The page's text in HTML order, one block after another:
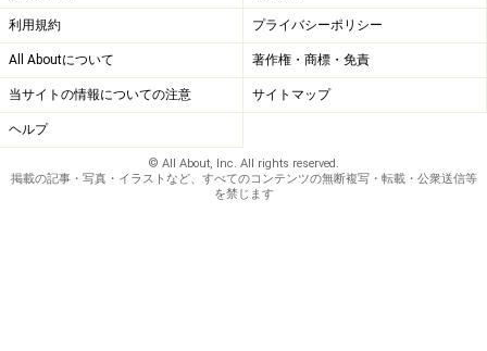
利用規約 プライバシーポリシー
All Aboutについて 著作権・商標・免責
当サイトの情報についての注意 サイトマップ
ヘルプ
© All About, Inc. All rights reserved.
掲載の記事・写真・イラストなど、すべてのコンテンツの無断複写・転載・公衆送信等
を禁じます